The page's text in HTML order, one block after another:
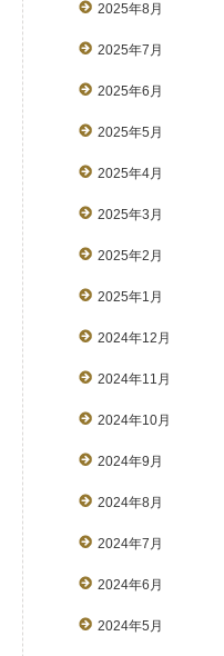
2025年8月
2025年7月
2025年6月
2025年5月
2025年4月
2025年3月
2025年2月
2025年1月
2024年12月
2024年11月
2024年10月
2024年9月
2024年8月
2024年7月
2024年6月
2024年5月